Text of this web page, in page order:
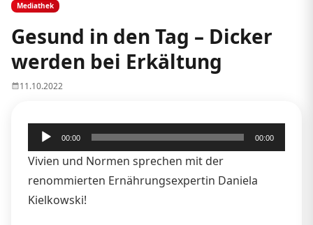
Mediathek
Gesund in den Tag – Dicker
werden bei Erkältung
11.10.2022
Audio-
Player
00:00 00:00
Vivien und Normen sprechen mit der
renommierten Ernährungsexpertin Daniela
Kielkowski!